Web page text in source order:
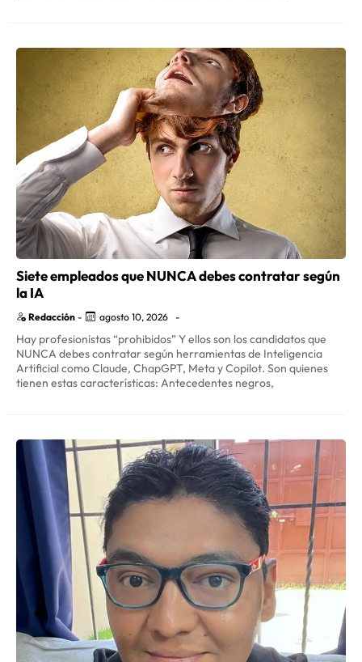
Siete empleados que NUNCA debes contratar según
la IA
Redacción - agosto 10, 2026 -
Hay profesionistas “prohibidos” Y ellos son los candidatos que
NUNCA debes contratar según herramientas de Inteligencia
Artificial como Claude, ChapGPT, Meta y Copilot. Son quienes
tienen estas características: Antecedentes negros,